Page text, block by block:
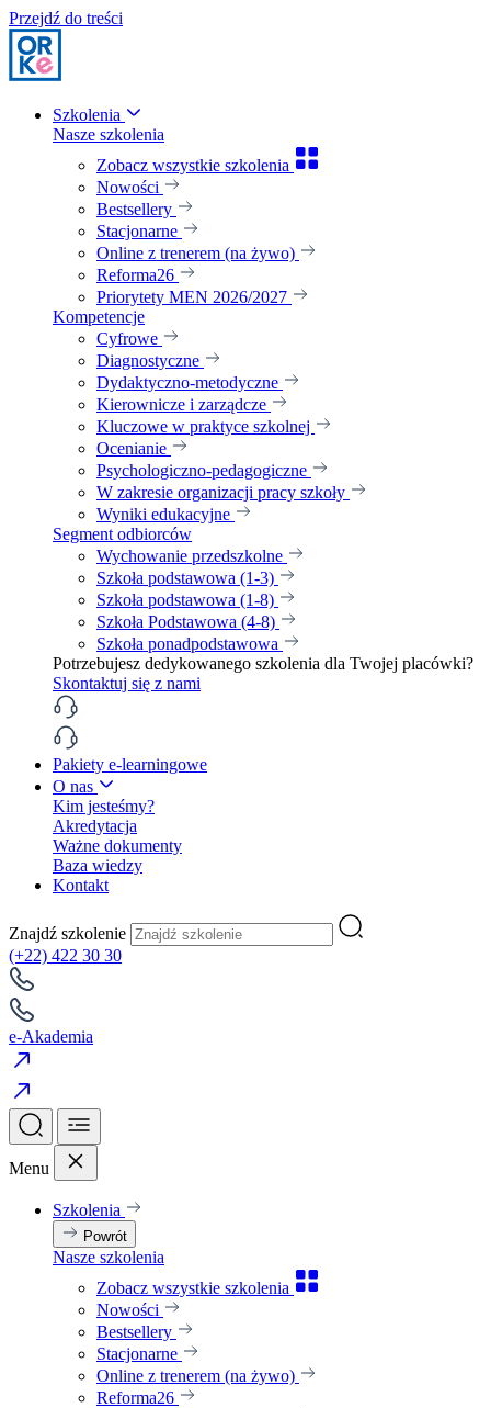
Przejdź do treści
Szkolenia
Nasze szkolenia
Zobacz wszystkie szkolenia
Nowości
Bestsellery
Stacjonarne
Online z trenerem (na żywo)
Reforma26
Priorytety MEN 2026/2027
Kompetencje
Cyfrowe
Diagnostyczne
Dydaktyczno-metodyczne
Kierownicze i zarządcze
Kluczowe w praktyce szkolnej
Ocenianie
Psychologiczno-pedagogiczne
W zakresie organizacji pracy szkoły
Wyniki edukacyjne
Segment odbiorców
Wychowanie przedszkolne
Szkoła podstawowa (1-3)
Szkoła podstawowa (1-8)
Szkoła Podstawowa (4-8)
Szkoła ponadpodstawowa
Potrzebujesz dedykowanego szkolenia dla Twojej placówki?
Skontaktuj się z nami
Pakiety e-learningowe
O nas
Kim jesteśmy?
Akredytacja
Ważne dokumenty
Baza wiedzy
Kontakt
Znajdź szkolenie
(+22) 422 30 30
e-Akademia
Menu
Szkolenia
Powrót
Nasze szkolenia
Zobacz wszystkie szkolenia
Nowości
Bestsellery
Stacjonarne
Online z trenerem (na żywo)
Reforma26